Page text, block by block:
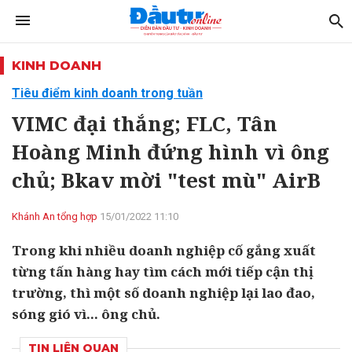
KINH DOANH
Tiêu điểm kinh doanh trong tuần
VIMC đại thắng; FLC, Tân
Hoàng Minh đứng hình vì ông
chủ; Bkav mời "test mù" AirB
Khánh An tổng hợp 15/01/2022 11:10
Trong khi nhiều doanh nghiệp cố gắng xuất
từng tấn hàng hay tìm cách mới tiếp cận thị
trường, thì một số doanh nghiệp lại lao đao,
sóng gió vì... ông chủ.
TIN LIÊN QUAN